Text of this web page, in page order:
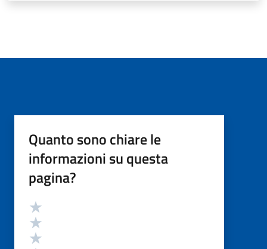
Quanto sono chiare le
informazioni su questa
pagina?
Valutazione